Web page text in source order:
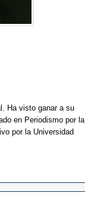
Ha visto ganar a su
en Periodismo por la
por la Universidad